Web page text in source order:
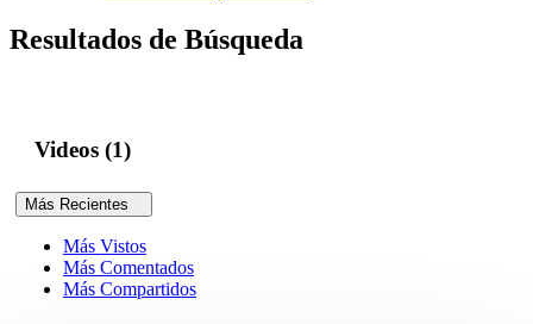
Resultados de Búsqueda
Videos (1)
Más Recientes
Más Vistos
Más Comentados
Más Compartidos